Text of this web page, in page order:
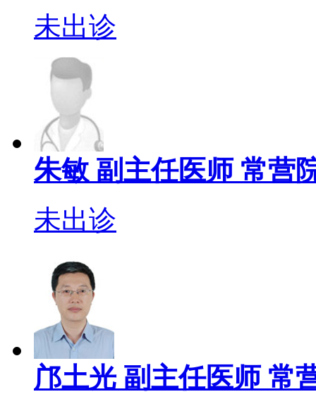
未出诊
朱敏 副主任医师 常营
未出诊
邝土光 副主任医师 常